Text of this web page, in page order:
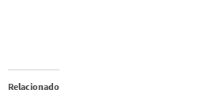
Relacionado